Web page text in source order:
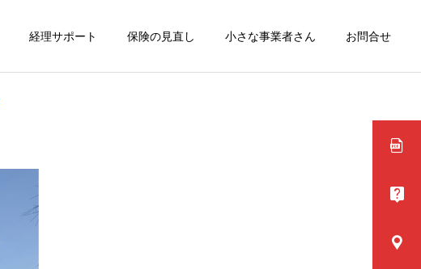
経理サポート 保険の見直し 小さな事業者さん お問合せ